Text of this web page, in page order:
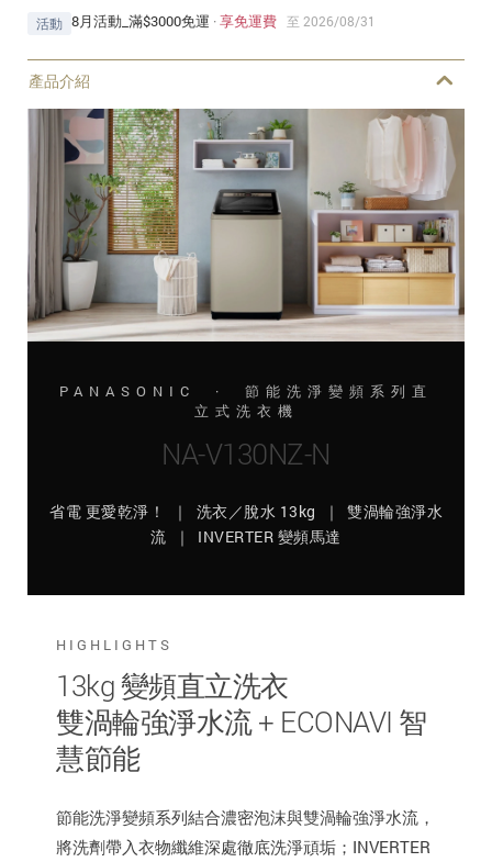
活動 8月活動_滿$3000免運 ·享免運費 至 2026/08/31
產品介紹
PANASONIC · 節能洗淨變頻系列直
立式洗衣機
NA-V130NZ-N
省電 更愛乾淨！ ｜ 洗衣／脫水 13kg ｜ 雙渦輪強淨水
流 ｜ INVERTER 變頻馬達
HIGHLIGHTS
13kg 變頻直立洗衣
雙渦輪強淨水流 + ECONAVI 智
慧節能
節能洗淨變頻系列結合濃密泡沫與雙渦輪強淨水流，
將洗劑帶入衣物纖維深處徹底洗淨頑垢；INVERTER